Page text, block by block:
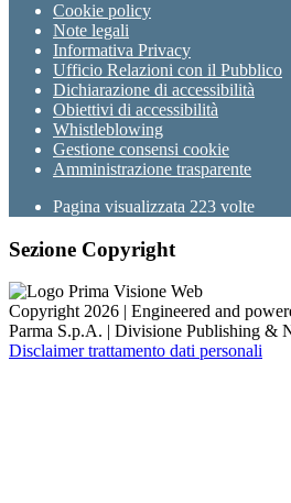
Cookie policy
Note legali
Informativa Privacy
Ufficio Relazioni con il Pubblico
Dichiarazione di accessibilità
Obiettivi di accessibilità
Whistleblowing
Gestione consensi cookie
Amministrazione trasparente
Pagina visualizzata 223 volte
Sezione Copyright
Copyright 2026 | Engineered and
Parma S.p.A. | Divisione Publishing &
Disclaimer trattamento dati personali